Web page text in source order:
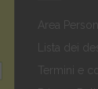
Area
Lista dei
Termini e